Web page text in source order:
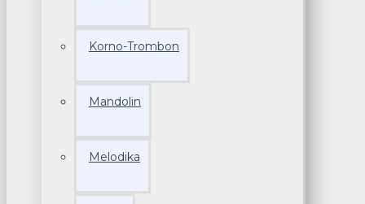
Korno-Trombon
Mandolin
Melodika